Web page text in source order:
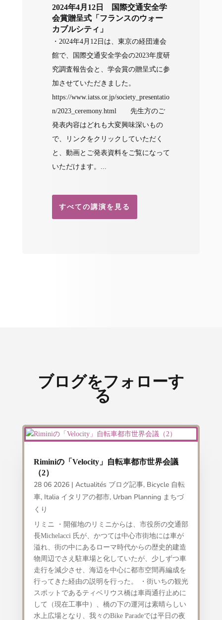
2024年4月12日 国際交通安全学
会賞贈呈式「フランスのウォー
カブルシティ」
・2024年4月12日は、東京の経団連会
館で、国際交通安全学会の2023年度研
究調査報告会と、学会賞の贈呈式に参
加させていただきました。
https://www.iatss.or.jp/society_presentatio
n/2023_ceremony.html 先生方のご
発表内容はどれも大変興味深いもの
で、リンクをクリックしていただく
と、動画とご発表資料をご覧になって
いただけます。...
すべての講演を見る
ブログをフォローす
る
Riminiの「Velocity」自転車都市世界会議
（2）
28 06 2026| Actualités ブログ記事, Bicycle 自転
車, Italia イタリアの都市, Urban Planning まちづ
くり
リミニ ・開催地のリミニからは、市役所の交通部
長Michelacci 氏が、かつては中心市街地には車が
溢れ、街の中にあるローマ時代からの歴史的建造
物周辺でさえ駐車場と化していたが、少しずつ車
走行を減少させ、海辺を中心に都市空間再編成を
行ってきた経由の説明を行った。 ・街いちの観光
スポットであるティベリウス橋は車両通行止めに
して（現在工事中）、橋の下の運河は素晴らしい
水上広場となり、我々のBike Paradeでは平日の夜